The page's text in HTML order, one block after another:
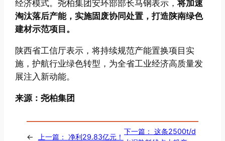
经济模式。尧柏集团安环部部长马钢表示，将加速
淘汰落后产能，实施固废协同处置，打造陕南绿色
建材示范项目。
陕西省工信厅表示，将持续规范产能置换项目实
施，护航行业绿色转型，为全省工业经济高质量发
展注入新动能。
来源：尧柏集团
← 上一篇： 净利29.83亿元！
下一篇： 这条2500t/d